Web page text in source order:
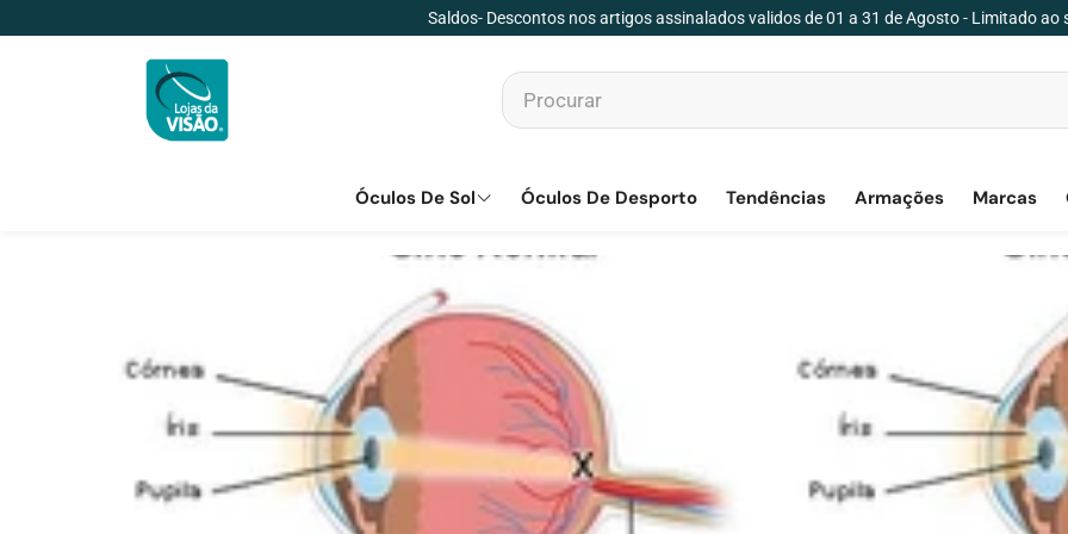
Saldos- Descontos nos artigos assinalados validos de 01 a 31 de Agosto - Limitado ao
Óculos De Sol Óculos De Desporto Tendências Armações Marcas